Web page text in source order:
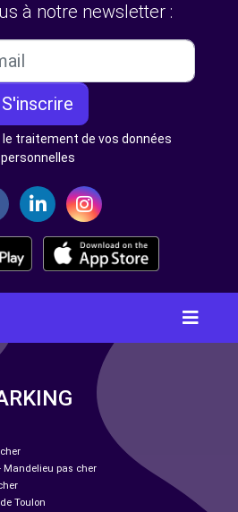
à notre newsletter :
S'inscrire
traitement de vos données
personnelles
Mandelieu pas cher
Toulon